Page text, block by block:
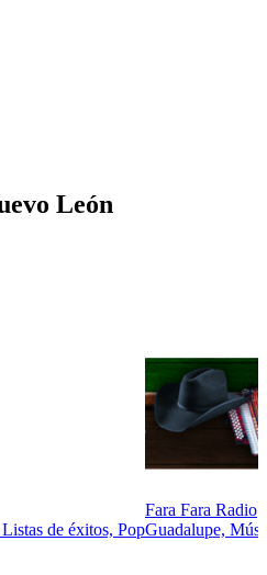
León
de éxitos, Pop
Fara Fara Radio
Guadalupe,